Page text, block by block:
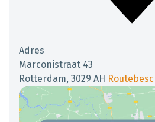
Adres
Marconistraat 43
Rotterdam, 3029 AH